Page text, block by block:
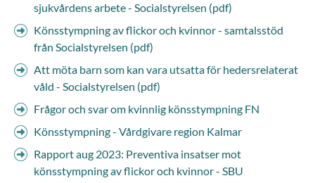
sjukvårdens arbete - Socialstyrelsen (pdf)
Könsstympning av flickor och kvinnor - samtalsstöd
från Socialstyrelsen (pdf)
Att möta barn som kan vara utsatta för hedersrelaterat
våld - Socialstyrelsen (pdf)
Frågor och svar om kvinnlig könsstympning FN
Könsstympning - Vårdgivare region Kalmar
Rapport aug 2023: Preventiva insatser mot
könsstympning av flickor och kvinnor - SBU